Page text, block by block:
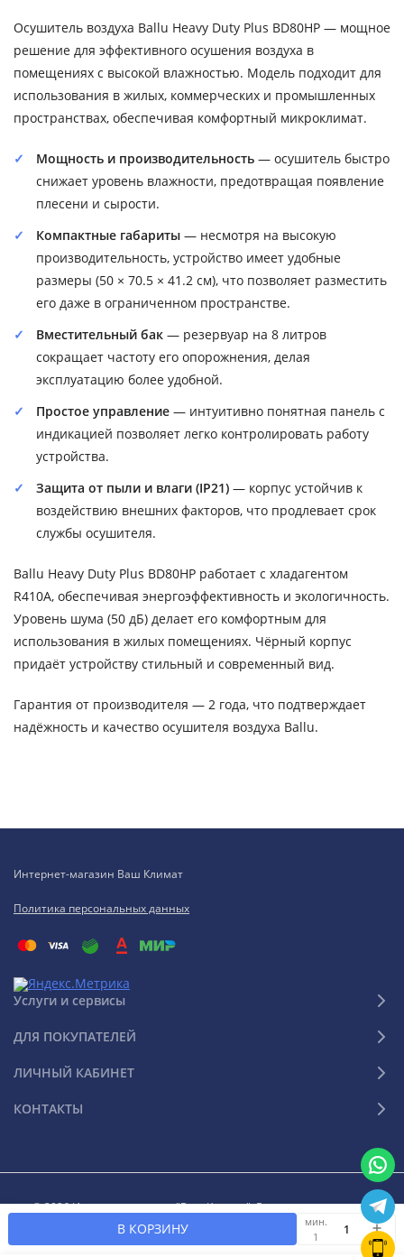
В КОРЗИНУ
мин.
1
Осушитель воздуха Ballu Heavy Duty Plus BD80HP — мощное
решение для эффективного осушения воздуха в
помещениях с высокой влажностью. Модель подходит для
использования в жилых, коммерческих и промышленных
пространствах, обеспечивая комфортный микроклимат.
Мощность и производительность — осушитель быстро
снижает уровень влажности, предотвращая появление
плесени и сырости.
Компактные габариты — несмотря на высокую
производительность, устройство имеет удобные
размеры (50 × 70.5 × 41.2 см), что позволяет разместить
его даже в ограниченном пространстве.
Вместительный бак — резервуар на 8 литров
сокращает частоту его опорожнения, делая
эксплуатацию более удобной.
Простое управление — интуитивно понятная панель с
индикацией позволяет легко контролировать работу
устройства.
Защита от пыли и влаги (IP21) — корпус устойчив к
воздействию внешних факторов, что продлевает срок
службы осушителя.
Ballu Heavy Duty Plus BD80HP работает с хладагентом
R410A, обеспечивая энергоэффективность и экологичность.
Уровень шума (50 дБ) делает его комфортным для
использования в жилых помещениях. Чёрный корпус
придаёт устройству стильный и современный вид.
Гарантия от производителя — 2 года, что подтверждает
надёжность и качество осушителя воздуха Ballu.
Интернет-магазин Ваш Климат
Политика персональных данных
Услуги и сервисы
ДЛЯ ПОКУПАТЕЛЕЙ
ЛИЧНЫЙ КАБИНЕТ
КОНТАКТЫ
© 2026 Интернет-магазин "Ваш Климат". Все права защищены